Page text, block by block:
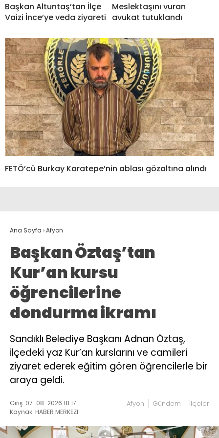
Başkan Altuntaş’tan İlçe
Vaizi İnce’ye veda ziyareti
Meslektaşını vuran
avukat tutuklandı
FETÖ’cü Burkay Karatepe’nin ablası gözaltına alındı
Ana Sayfa ›Afyon
Başkan Öztaş’tan
Kur’an kursu
öğrencilerine
dondurma ikramı
Sandıklı Belediye Başkanı Adnan Öztaş,
ilçedeki yaz Kur’an kurslarını ve camileri
ziyaret ederek eğitim gören öğrencilerle bir
araya geldi.
Giriş: 07-08-2026 18:17
Kaynak: HABER MERKEZI
Afyon Gündem İlçeler